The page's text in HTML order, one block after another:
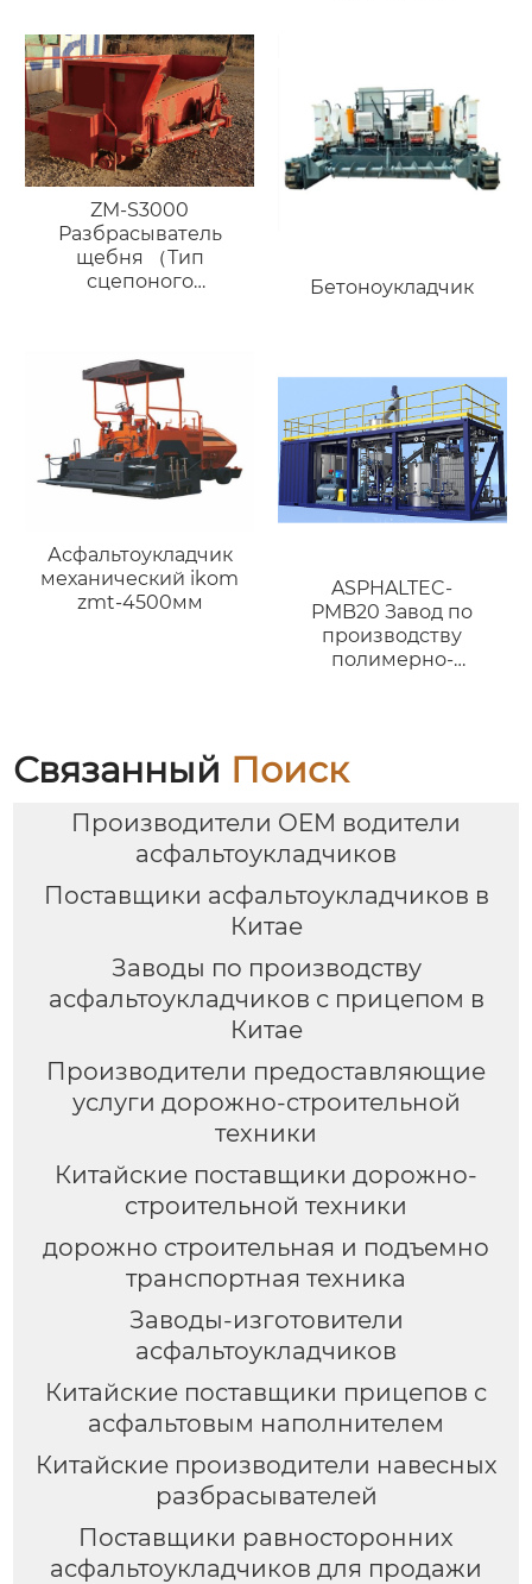
ZM-S3000
Разбрасыватель
щебня （Тип
сцепоного
Бетоноукладчик
Асфальтоукладчик
механический ikom
zmt-4500мм
ASPHALTEC-
PMB20 Завод по
производству
полимерно-
Связанный Поиск
Производители OEM водители
асфальтоукладчиков
Поставщики асфальтоукладчиков в
Китае
Заводы по производству
асфальтоукладчиков с прицепом в
Китае
Производители предоставляющие
услуги дорожно-строительной
техники
Китайские поставщики дорожно-
строительной техники
дорожно строительная и подъемно
транспортная техника
Заводы-изготовители
асфальтоукладчиков
Китайские поставщики прицепов с
асфальтовым наполнителем
Китайские производители навесных
разбрасывателей
Поставщики равносторонних
асфальтоукладчиков для продажи